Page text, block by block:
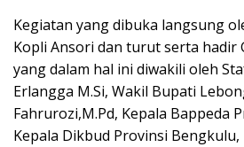
Kegiatan yang dibuka langsung
Kopli Ansori dan turut serta hadir
yang dalam hal ini diwakili oleh
Erlangga M.Si, Wakil Bupati
Fahrurozi,M.Pd, Kepala Bappeda
Kepala Dikbud Provinsi